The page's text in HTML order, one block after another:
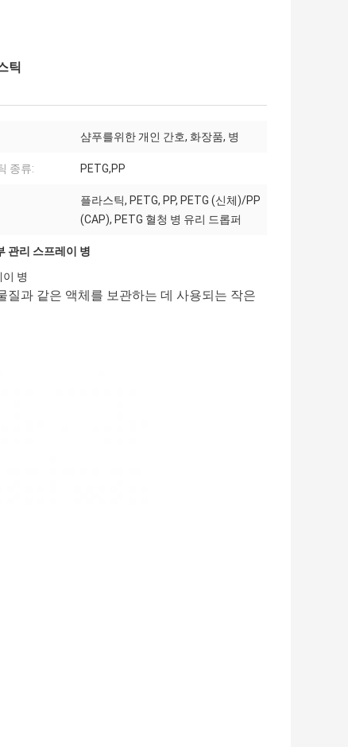
틱
샴푸를위한 개인 간호, 화장품, 병
종류: PETG,PP
플라스틱, PETG, PP, PETG (신체)/PP
(CAP), PETG 혈청 병 유리 드롭퍼
관리 스프레이 병
병
과 같은 액체를 보관하는 데 사용되는 작은